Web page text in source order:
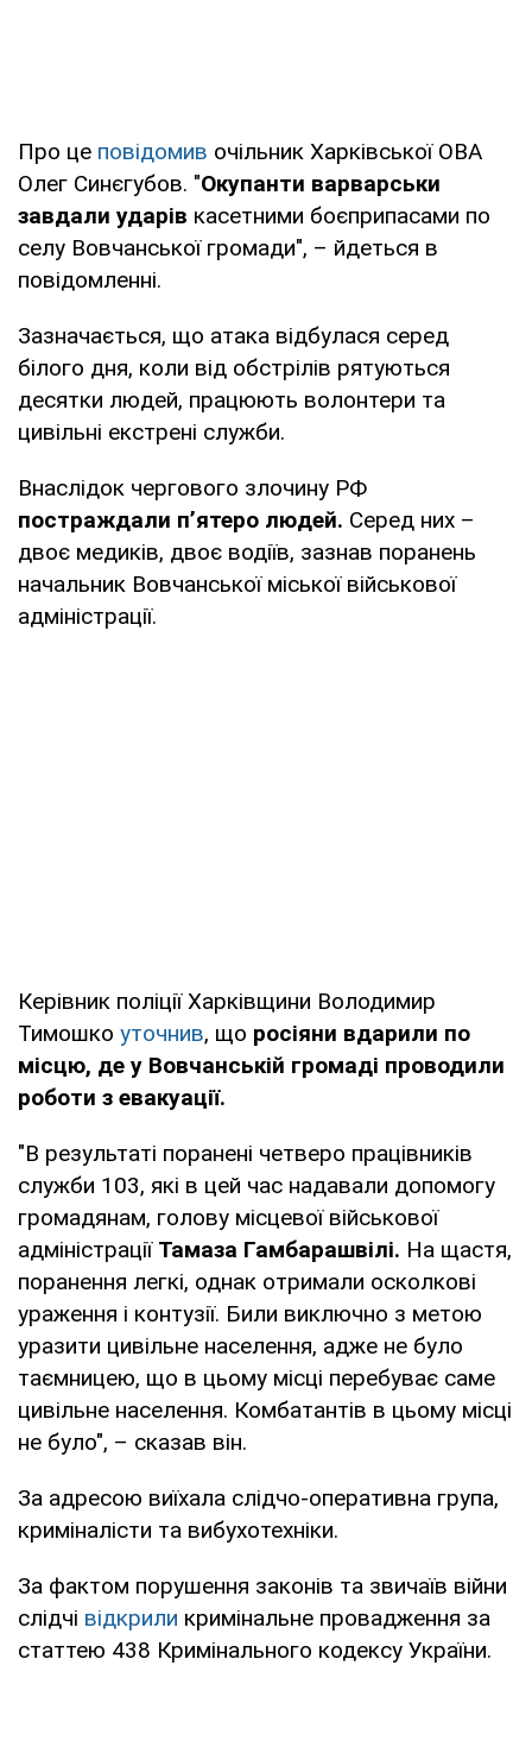
Про це повідомив очільник Харківської ОВА
Олег Синєгубов. "Окупанти варварськи
завдали ударів касетними боєприпасами по
селу Вовчанської громади", – йдеться в
повідомленні.
Зазначається, що атака відбулася серед
білого дня, коли від обстрілів рятуються
десятки людей, працюють волонтери та
цивільні екстрені служби.
Внаслідок чергового злочину РФ
постраждали пʼятеро людей. Серед них –
двоє медиків, двоє водіїв, зазнав поранень
начальник Вовчанської міської військової
адміністрації.
Керівник поліції Харківщини Володимир
Тимошко уточнив, що росіяни вдарили по
місцю, де у Вовчанській громаді проводили
роботи з евакуації.
"В результаті поранені четверо працівників
служби 103, які в цей час надавали допомогу
громадянам, голову місцевої військової
адміністрації Тамаза Гамбарашвілі. На щастя,
поранення легкі, однак отримали осколкові
ураження і контузії. Били виключно з метою
уразити цивільне населення, адже не було
таємницею, що в цьому місці перебуває саме
цивільне населення. Комбатантів в цьому місці
не було", – сказав він.
За адресою виїхала слідчо-оперативна група,
криміналісти та вибухотехніки.
За фактом порушення законів та звичаїв війни
слідчі відкрили кримінальне провадження за
статтею 438 Кримінального кодексу України.